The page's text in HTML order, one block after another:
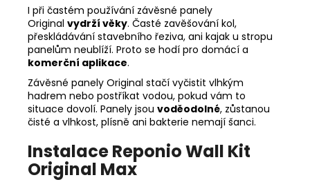
I při častém používání závěsné panely
Original vydrží věky. Časté zavěšování kol,
přeskládávání stavebního řeziva, ani kajak u stropu
panelům neublíží. Proto se hodí pro domácí a
komerční aplikace.
Závěsné panely Original stačí vyčistit vlhkým
hadrem nebo postříkat vodou, pokud vám to
situace dovolí. Panely jsou voděodolné, zůstanou
čisté a vlhkost, plísně ani bakterie nemají šanci.
Instalace Reponio Wall Kit
Original Max